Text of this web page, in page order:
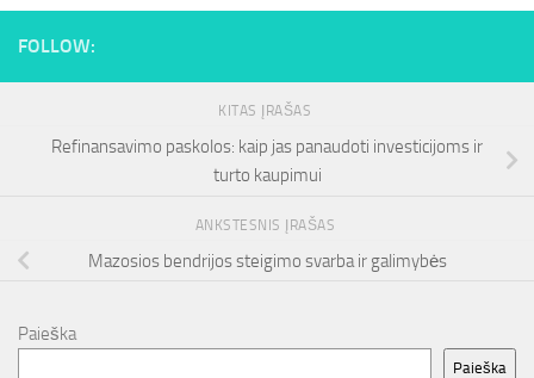
FOLLOW:
KITAS ĮRAŠAS
Refinansavimo paskolos: kaip jas panaudoti investicijoms ir
turto kaupimui
ANKSTESNIS ĮRAŠAS
Mazosios bendrijos steigimo svarba ir galimybės
Paieška
Paieška